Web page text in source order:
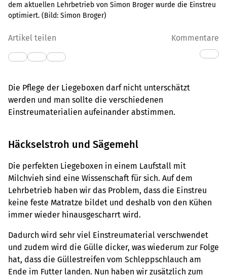
dem aktuellen Lehrbetrieb von Simon Broger wurde die Einstreu
optimiert. (Bild: Simon Broger)
Artikel teilen Kommentare
Die Pflege der Liegeboxen darf nicht unterschätzt
werden und man sollte die verschiedenen
Einstreumaterialien aufeinander abstimmen.
Häckselstroh und Sägemehl
Die perfekten Liegeboxen in einem Laufstall mit
Milchvieh sind eine Wissenschaft für sich. Auf dem
Lehrbetrieb haben wir das Problem, dass die Einstreu
keine feste Matratze bildet und deshalb von den Kühen
immer wieder hinausgescharrt wird.
Dadurch wird sehr viel Einstreumaterial verschwendet
und zudem wird die Gülle dicker, was wiederum zur Folge
hat, dass die Güllestreifen vom Schleppschlauch am
Ende im Futter landen. Nun haben wir zusätzlich zum